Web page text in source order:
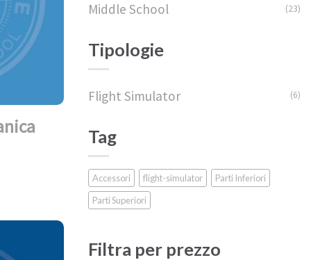
Middle School (23)
Tipologie
Flight Simulator (6)
Tag
Accessori flight-simulator
Parti Inferiori
Parti Superiori
Filtra per prezzo